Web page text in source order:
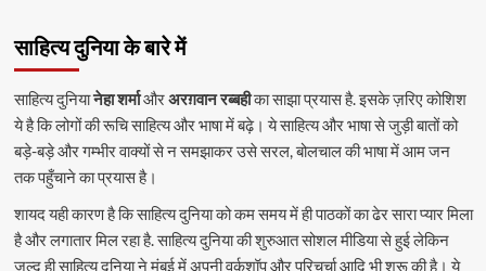
साहित्य दुनिया के बारे में
साहित्य दुनियानेहा शर्माऔरअरग़वान रब्बहीका साझा प्रयास है. इसके ज़रिए कोशिश
ये है कि लोगों की रूचि साहित्य और भाषा में बढ़े। ये साहित्य और भाषा से जुड़ी बातों को
बड़े-बड़े और गम्भीर वाक्यों से न समझाकर उसे सरल, बोलचाल की भाषा में आम जन
तक पहुँचाने का प्रयास है।
शायद यही कारण है कि साहित्य दुनिया को कम समय में ही पाठकों का ढेर सारा प्यार मिला
है और लगातार मिल रहा है. साहित्य दुनिया की शुरुआत सोशल मीडिया से हुई लेकिन
जल्द ही साहित्य दुनिया ने मुंबई में अपनी वर्कशॉप और परिचर्चा आदि भी शुरू की है। ये